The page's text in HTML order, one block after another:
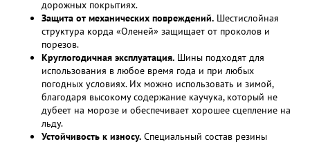
дорожных покрытиях.
Защита от механических повреждений. Шестислойная
структура корда «Оленей» защищает от проколов и
порезов.
Круглогодичная эксплуатация. Шины подходят для
использования в любое время года и при любых
погодных условиях. Их можно использовать и зимой,
благодаря высокому содержание каучука, который не
дубеет на морозе и обеспечивает хорошее сцепление на
льду.
Устойчивость к износу. Специальный состав резины